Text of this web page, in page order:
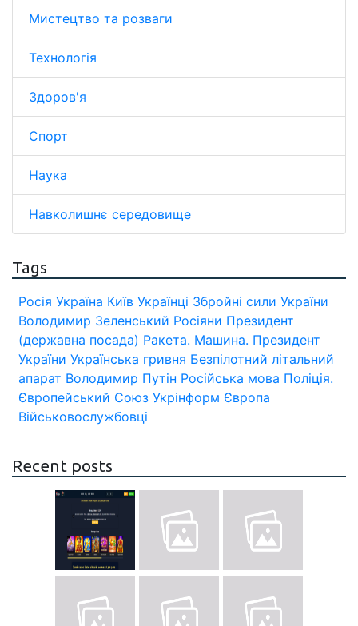
Мистецтво та розваги
Технологія
Здоров'я
Спорт
Наука
Навколишнє середовище
Tags
Росія Україна Київ Українці Збройні сили України
Володимир Зеленський Росіяни Президент
(державна посада) Ракета. Машина. Президент
України Українська гривня Безпілотний літальний
апарат Володимир Путін Російська мова Поліція.
Європейський Союз Укрінформ Європа
Військовослужбовці
Recent posts